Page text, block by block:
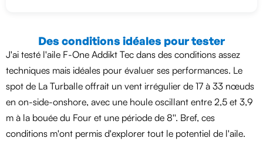
Des conditions idéales pour tester
J'ai testé l'aile F-One Addikt Tec dans des conditions assez
techniques mais idéales pour évaluer ses performances. Le
spot de La Turballe offrait un vent irrégulier de 17 à 33 nœuds
en on-side-onshore, avec une houle oscillant entre 2,5 et 3,9
m à la bouée du Four et une période de 8''. Bref, ces
conditions m'ont permis d'explorer tout le potentiel de l'aile.